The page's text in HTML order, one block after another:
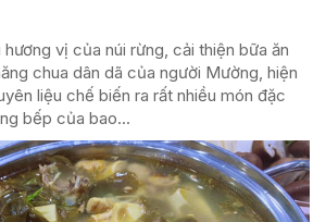
vị của núi rừng, cải thiện bữa ăn
chua dân dã của người Mường, hiện
liệu chế biến ra rất nhiều món đặc
bếp của bao...